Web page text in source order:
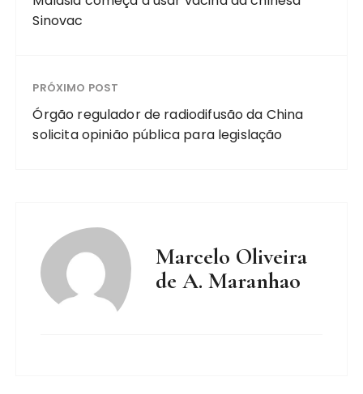
Sinovac
PRÓXIMO POST
Órgão regulador de radiodifusão da China
solicita opinião pública para legislação
Marcelo Oliveira
de A. Maranhao